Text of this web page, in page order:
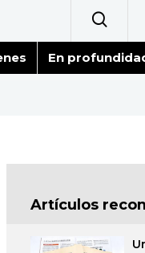
En
Artículos